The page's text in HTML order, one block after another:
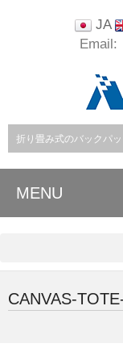
JA
Email:
MENU
CANVAS-